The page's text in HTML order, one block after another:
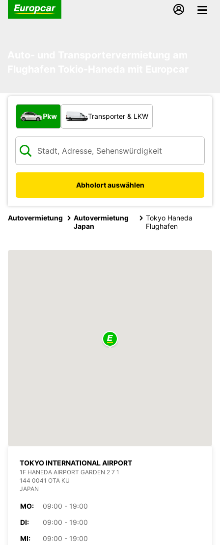
Welche Art von Fahrzeug?
Pkw Transporter & LKW
Abholort auswählen
Autovermietung
Autovermietung
Japan
Tokyo Haneda
Flughafen
TOKYO INTERNATIONAL AIRPORT
1F HANEDA AIRPORT GARDEN 2 7 1
144 0041 OTA KU
JAPAN
MO:
09:00 - 19:00
DI:
09:00 - 19:00
MI:
09:00 - 19:00